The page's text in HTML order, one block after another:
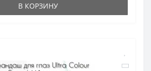
В КОРЗИНУ